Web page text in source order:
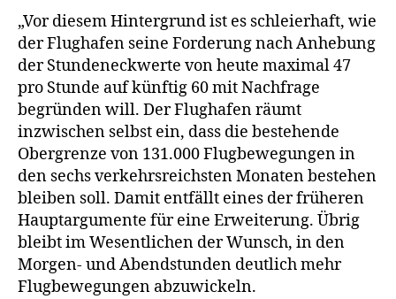
„Vor diesem Hintergrund ist es schleierhaft, wie
der Flughafen seine Forderung nach Anhebung
der Stundeneckwerte von heute maximal 47
pro Stunde auf künftig 60 mit Nachfrage
begründen will. Der Flughafen räumt
inzwischen selbst ein, dass die bestehende
Obergrenze von 131.000 Flugbewegungen in
den sechs verkehrsreichsten Monaten bestehen
bleiben soll. Damit entfällt eines der früheren
Hauptargumente für eine Erweiterung. Übrig
bleibt im Wesentlichen der Wunsch, in den
Morgen- und Abendstunden deutlich mehr
Flugbewegungen abzuwickeln.